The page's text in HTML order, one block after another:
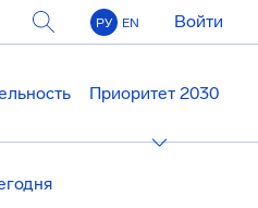
РУ EN Войти
Приоритет 2030